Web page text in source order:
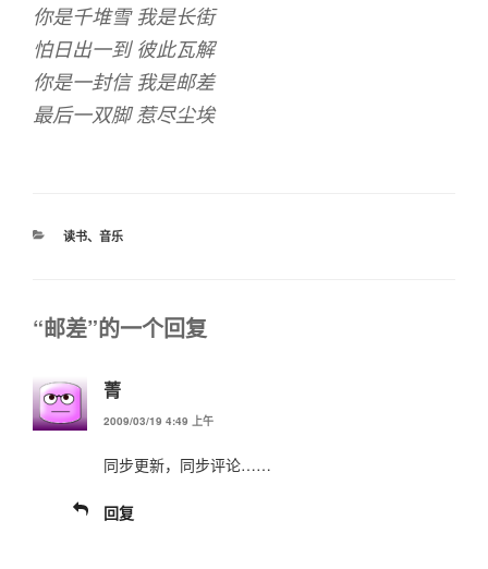
你是千堆雪 我是长街
怕日出一到 彼此瓦解
你是一封信 我是邮差
最后一双脚 惹尽尘埃
分
读书、 音乐
“邮差”的一个回复
菁
2009/03/19 4:49 上午
同步更新，同步评论……
回复